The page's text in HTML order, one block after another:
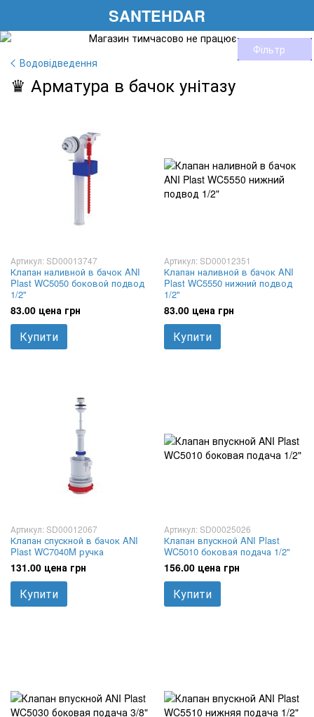
SANTEHDAR
Водовідведення
Фільтр
♛ Арматура в бачок унітазу
Артикул: SD00013747
Клапан наливной в бачок ANI
Plast WC5050 боковой подвод
1/2"
83.00 цена грн
Купити
Артикул: SD00012351
Клапан наливной в бачок ANI
Plast WC5550 нижний подвод
1/2"
83.00 цена грн
Купити
Артикул: SD00012067
Клапан спускной в бачок ANI
Plast WC7040M ручка
131.00 цена грн
Купити
Артикул: SD00025026
Клапан впускной ANI Plast
WC5010 боковая подача 1/2"
156.00 цена грн
Купити